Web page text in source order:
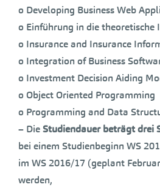
o Developing Business Web
o Einführung in die
o Insurance and Insurance
o Integration of Business
o Investment Decision Aiding
o Object Oriented Programming
o Programming and Data
– DieStudiendauer beträgt drei
bei einem Studienbeginn WS
im WS 2016/17 (geplant
werden,